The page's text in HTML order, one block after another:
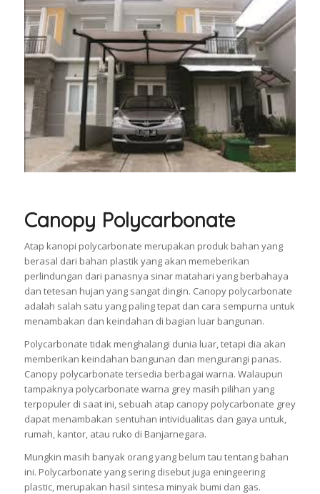
Canopy Polycarbonate
Atap kanopi polycarbonate merupakan produk bahan yang
berasal dari bahan plastik yang akan memeberikan
perlindungan dari panasnya sinar matahari yang berbahaya
dan tetesan hujan yang sangat dingin. Canopy polycarbonate
adalah salah satu yang paling tepat dan cara sempurna untuk
menambakan dan keindahan di bagian luar bangunan.
Polycarbonate tidak menghalangi dunia luar, tetapi dia akan
memberikan keindahan bangunan dan mengurangi panas.
Canopy polycarbonate tersedia berbagai warna. Walaupun
tampaknya polycarbonate warna grey masih pilihan yang
terpopuler di saat ini, sebuah atap canopy polycarbonate grey
dapat menambakan sentuhan intividualitas dan gaya untuk,
rumah, kantor, atau ruko di Banjarnegara.
Mungkin masih banyak orang yang belum tau tentang bahan
ini. Polycarbonate yang sering disebut juga eningeering
plastic, merupakan hasil sintesa minyak bumi dan gas.